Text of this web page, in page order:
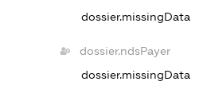
dossier.missingData
dossier.ndsPayer
dossier.missingData